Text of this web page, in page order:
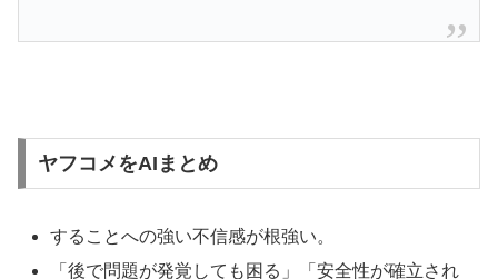
ヤフコメをAIまとめ
することへの強い不信感が根強い。
「後で問題が発覚しても困る」「安全性が確立され